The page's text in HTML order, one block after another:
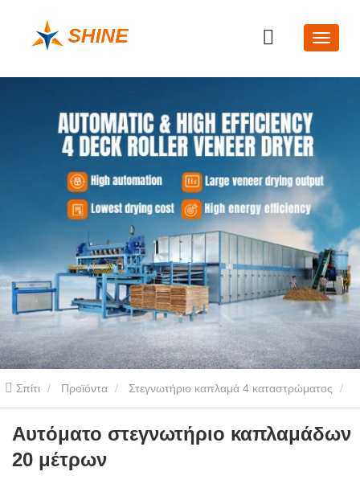
Σπίτι Προϊόντα Στεγνωτήριο καπλαμά 4 καταστρώματος
2.5m3/h Στεγνωτήριο Καπλαμά
καπλαμάδων 20 μέτρων
Αυτόματο στεγνωτήριο καπλαμάδων
20 μέτρων